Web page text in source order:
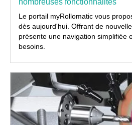
nombreuses fonctionnalités
Le portail myRollomatic vous
dès aujourd'hui. Offrant de
présente une navigation simplifiée
besoins.